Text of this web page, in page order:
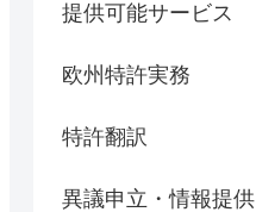
提供可能サービス
欧州特許実務
特許翻訳
異議申立・情報提供